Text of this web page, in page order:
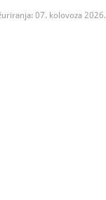
07. kolovoza 2026.